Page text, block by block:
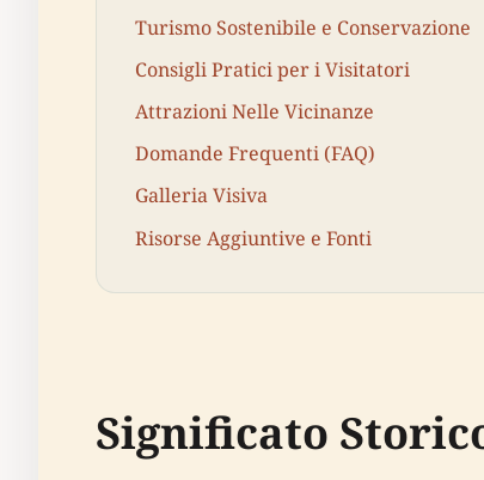
Turismo Sostenibile e Conservazione
Consigli Pratici per i Visitatori
Attrazioni Nelle Vicinanze
Domande Frequenti (FAQ)
Galleria Visiva
Risorse Aggiuntive e Fonti
Significato